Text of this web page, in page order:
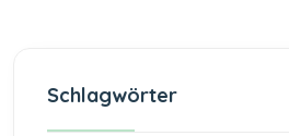
Schlagwörter